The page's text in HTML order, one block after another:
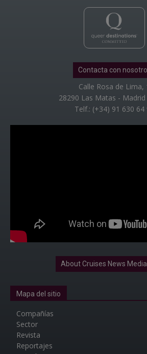
Contacta con
Calle Rosa de Lima,
28290 Las Matas - Madrid
Telf.: (+34) 91 630 64
About Cruises News
Mapa del sitio
Compañías
Sector
Revista
Reportajes